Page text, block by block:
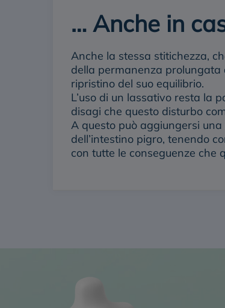
… Anche in
Anche la stessa stitichezza,
della permanenza prolungata
ripristino del suo equilibrio.
L’uso di un lassativo resta la
disagi che questo disturbo
A questo può aggiungersi una
dell’intestino pigro, tenendo
con tutte le conseguenze che